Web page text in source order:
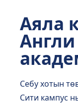
Аяла
Себу хотын
Сити кампус